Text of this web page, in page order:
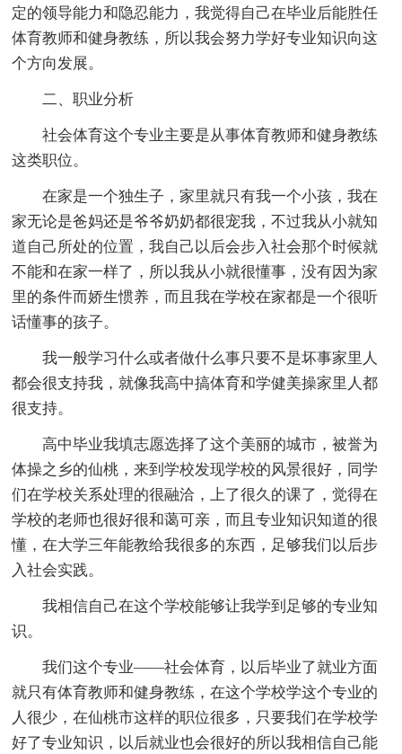
定的领导能力和隐忍能力，我觉得自己在毕业后能胜任
体育教师和健身教练，所以我会努力学好专业知识向这
个方向发展。
二、职业分析
社会体育这个专业主要是从事体育教师和健身教练
这类职位。
在家是一个独生子，家里就只有我一个小孩，我在
家无论是爸妈还是爷爷奶奶都很宠我，不过我从小就知
道自己所处的位置，我自己以后会步入社会那个时候就
不能和在家一样了，所以我从小就很懂事，没有因为家
里的条件而娇生惯养，而且我在学校在家都是一个很听
话懂事的孩子。
我一般学习什么或者做什么事只要不是坏事家里人
都会很支持我，就像我高中搞体育和学健美操家里人都
很支持。
高中毕业我填志愿选择了这个美丽的城市，被誉为
体操之乡的仙桃，来到学校发现学校的风景很好，同学
们在学校关系处理的很融洽，上了很久的课了，觉得在
学校的老师也很好很和蔼可亲，而且专业知识知道的很
懂，在大学三年能教给我很多的东西，足够我们以后步
入社会实践。
我相信自己在这个学校能够让我学到足够的专业知
识。
我们这个专业——社会体育，以后毕业了就业方面
就只有体育教师和健身教练，在这个学校学这个专业的
人很少，在仙桃市这样的职位很多，只要我们在学校学
好了专业知识，以后就业也会很好的所以我相信自己能